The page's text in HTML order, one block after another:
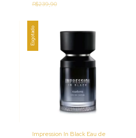
R$239,90
Esgotado
Impression In Black Eau de